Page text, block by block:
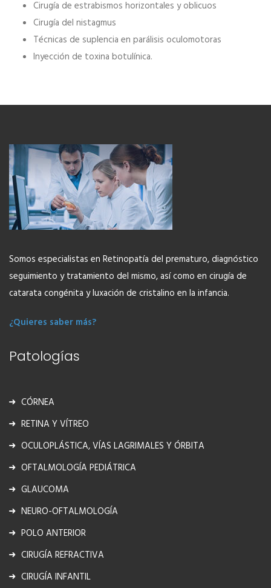
Cirugía de estrabismos horizontales y oblicuos
Cirugía del nistagmus
Técnicas de suplencia en parálisis oculomotoras
Inyección de toxina botulínica.
ofrecieron la posibilidad de crear el Servicio de
Oftalmología y dirigirlo bajo mis…
GLAUCOMA/RETINA Y VÍTREO
PEDIÁTRICA
Facultativo especialista en la Sección vítreo-retina
desde la finalización de la Residencia 2006 en el
Somos especialistas en Retinopatía del prematuro, diagnóstico
seguimiento y tratamiento del mismo, así como en cirugía de
catarata congénita y luxación de cristalino en la infancia.
¿Quieres saber más?
Patologías
CÓRNEA
RETINA Y VÍTREO
OCULOPLÁSTICA, VÍAS LAGRIMALES Y ÓRBITA
OFTALMOLOGÍA PEDIÁTRICA
GLAUCOMA
NEURO-OFTALMOLOGÍA
POLO ANTERIOR
CIRUGÍA REFRACTIVA
CIRUGÍA INFANTIL